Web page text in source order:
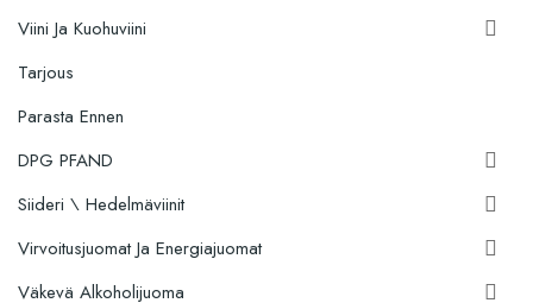
Viini Ja Kuohuviini 
Tarjous
Parasta Ennen
DPG PFAND

Siideri \ Hedelmäviinit 
Virvoitusjuomat Ja Energiajuomat 
Väkevä Alkoholijuoma 